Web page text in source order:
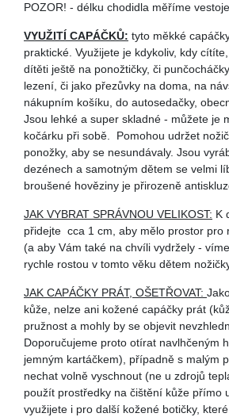
POZOR! - délku chodidla měříme
VYUŽITÍ CAPÁČKŮ: tyto měkké
praktické. Využijete je kdykoliv, kdy
dítěti ještě na ponožtičky, či
lezení, či jako přezůvky na doma, na
nákupním košíku, do autosedačky,
Jsou lehké a super skladné - můžete je
kočárku při sobě. Pomohou udržet
ponožky, aby se nesundávaly. Jsou
dezénech a samotným dětem se velmi
broušené hověziny je přirozeně
JAK VYBRAT SPRÁVNOU VELIKOST: K
přidejte cca 1 cm, aby mělo prostor pro
(a aby Vám také na chvíli vydržely -
rychle rostou v tomto věku dětem
JAK CAPÁČKY PRÁT, OŠETŘOVAT:
kůže, nelze ani kožené capáčky prát
pružnost a mohly by se objevit
Doporučujeme proto otírat navlhčeným
jemným kartáčkem), případně s malým
nechat volně vyschnout (ne u zdrojů
použít prostředky na čištění kůže přímo
využijete i pro další kožené botičky,